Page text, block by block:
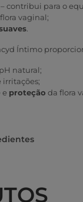
– contribui para o
vaginal;
Íntimo
natural;
irritações;
e proteção da flora